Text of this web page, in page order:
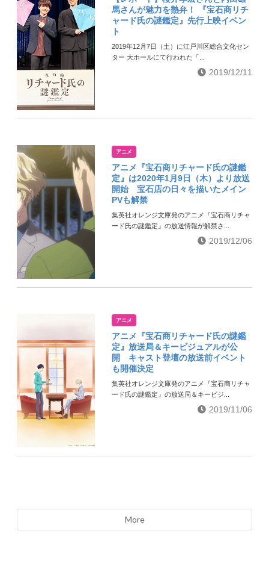
馬さんが魅力を熱弁！ 『宝石商リチ
ャード氏の謎鑑定』先行上映イベン
ト
2019年12月7日（土）に江戸川区総合文化セン
ター 大ホールにて行われた「...
2019/12/11
アニメ
アニメ『宝石商リチャード氏の謎鑑
定』は2020年1月9日（木）より放送
開始 宝石店の日々を描いたメイン
PVも解禁
集英社オレンジ文庫発のアニメ『宝石商リチャ
ード氏の謎鑑定』の放送情報が解禁さ...
2019/12/06
アニメ
アニメ『宝石商リチャード氏の謎鑑
定』放送局＆キービジュアルが公
開 キャスト登壇の放送前イベント
も開催決定
集英社オレンジ文庫発のアニメ『宝石商リチャ
ード氏の謎鑑定』の放送局＆キービジ...
2019/11/06
More